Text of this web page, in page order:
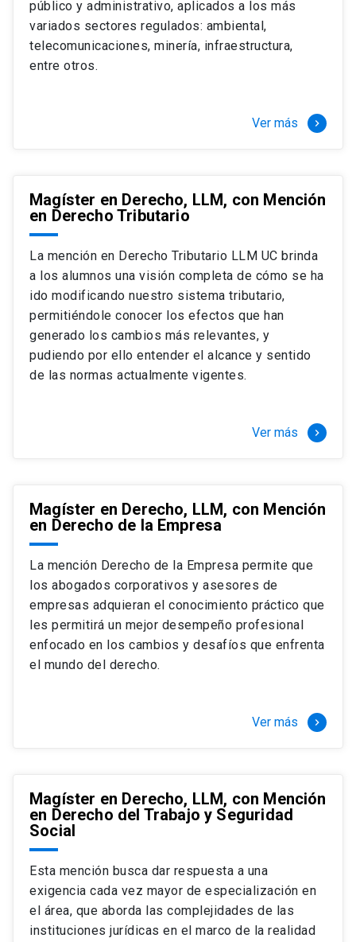
Si optas por la modalidad Full Time:
El LLM UC Full Time es una versión del programa
destinado principalmente a extranjeros, que permite
necesidades y expectativas profesionales, eligiendo
completamente al programa o compatibilizarás un
estudio intenso y exigente, con una muy baja carga
laboral, de marzo a noviembre, para dedicarte
completamente a la actividad de graduación de
diciembre a marzo.
2 cursos mínimos (10 créditos) Primer
semestre
+ 5 cursos a elección (50 créditos) Primer
semestre
+ 4 cursos a elección (40 créditos)
tres meses a tiempo completo (20
Juan Ignacio Piña Rochefort
Director Magíster en Derecho, LLM UC
público y administrativo, aplicados a los más
variados sectores regulados: ambiental,
telecomunicaciones, minería, infraestructura,
entre otros.
Ver más keyboard_arrow_right
Magíster en Derecho, LLM, con Mención
en Derecho Tributario
La mención en Derecho Tributario LLM UC brinda
a los alumnos una visión completa de cómo se ha
ido modificando nuestro sistema tributario,
permitiéndole conocer los efectos que han
generado los cambios más relevantes, y
pudiendo por ello entender el alcance y sentido
de las normas actualmente vigentes.
Ver más keyboard_arrow_right
Magíster en Derecho, LLM, con Mención
en Derecho de la Empresa
La mención Derecho de la Empresa permite que
los abogados corporativos y asesores de
empresas adquieran el conocimiento práctico que
les permitirá un mejor desempeño profesional
enfocado en los cambios y desafíos que enfrenta
el mundo del derecho.
Ver más keyboard_arrow_right
Magíster en Derecho, LLM, con Mención
en Derecho del Trabajo y Seguridad
Social
Esta mención busca dar respuesta a una
exigencia cada vez mayor de especialización en
el área, que aborda las complejidades de las
instituciones jurídicas en el marco de la realidad